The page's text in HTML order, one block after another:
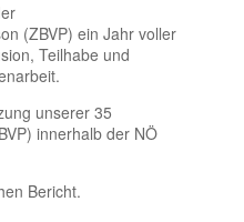
(ZBVP) ein Jahr voller
Teilhabe und
unserer 35
innerhalb der NÖ
Bericht.